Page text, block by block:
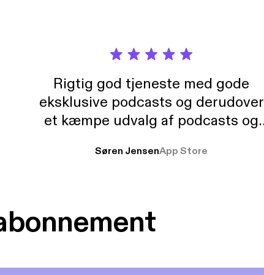
Rigtig god tjeneste med gode
eksklusive podcasts og derudover
et kæmpe udvalg af podcasts og
ikke andet så udelukkende pga
Søren JensenApp Store